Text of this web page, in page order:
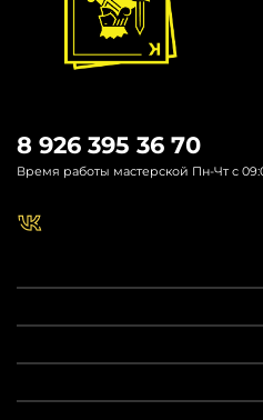
8 926 395 36 70
Время работы мастерской Пн-Чт с